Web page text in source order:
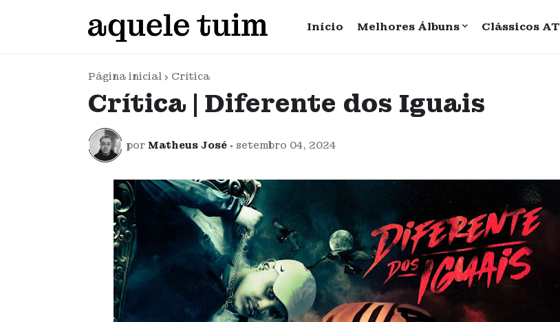
Início Melhores Álbuns Clássicos AT
Página inicial Crítica
Crítica | Diferente dos Iguais
por Matheus José • setembro 04, 2024